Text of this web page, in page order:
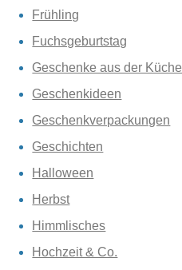
Frühling
Fuchsgeburtstag
Geschenke aus der Küche
Geschenkideen
Geschenkverpackungen
Geschichten
Halloween
Herbst
Himmlisches
Hochzeit & Co.